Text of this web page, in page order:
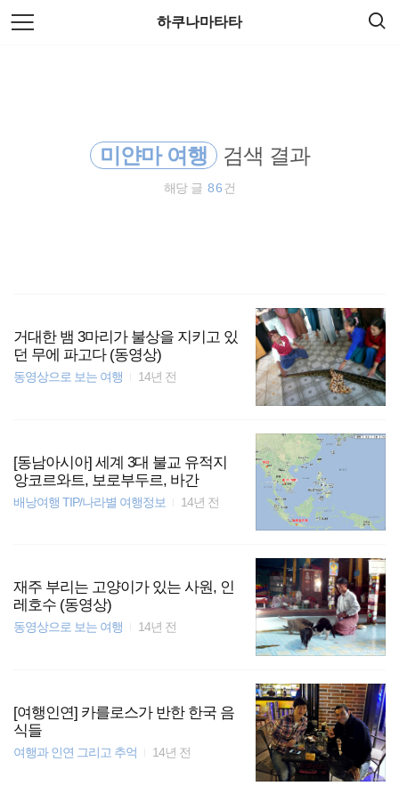
본
문
하쿠나마타타
미얀마 여행 검색 결과
해당 글 86 건
거대한 뱀 3마리가 불상을 지키고 있
던 무에 파고다 (동영상)
동영상으로 보는 여행 14년 전
[동남아시아] 세계 3대 불교 유적지
앙코르와트, 보로부두르, 바간
배낭여행 TIP/나라별 여행정보 14년 전
재주 부리는 고양이가 있는 사원, 인
레호수 (동영상)
동영상으로 보는 여행 14년 전
[여행인연] 카를로스가 반한 한국 음
식들
여행과 인연 그리고 추억 14년 전
색
동남아시아
세계여행
오스트레일리아